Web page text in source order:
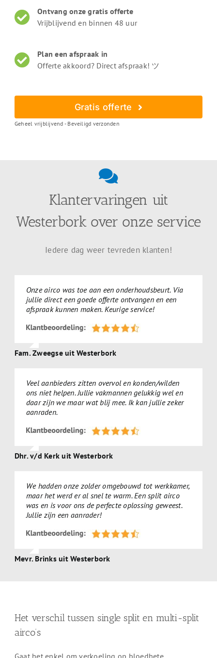
Ontvang onze gratis offerte
Vrijblijvend en binnen 48 uur
Plan een afspraak in
Offerte akkoord? Direct afspraak! ツ
Gratis offerte
Geheel vrijblijvend - Beveiligd verzonden
Klantervaringen uit
Westerbork over onze service
Iedere dag weer tevreden klanten!
Onze airco was toe aan een onderhoudsbeurt. Via
jullie direct een goede offerte ontvangen en een
afspraak kunnen maken. Keurige service!
Fam. Zweegse uit Westerbork
Veel aanbieders zitten overvol en konden/wilden
ons niet helpen. Jullie vakmannen gelukkig wel en
daar zijn we maar wat blij mee. Ik kan jullie zeker
aanraden.
Dhr. v/d Kerk uit Westerbork
We hadden onze zolder omgebouwd tot werkkamer,
maar het werd er al snel te warm. Een split airco
was en is voor ons de perfecte oplossing geweest.
Jullie zijn een aanrader!
Mevr. Brinks uit Westerbork
Het verschil tussen single split en multi-split
airco’s